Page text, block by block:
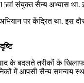
संयुक्त सैन्य अभ्यास
पर केंद्रित था. इस
के बदलते तरीकों के खिलाफ
में आपसी सैन्य समन्वय